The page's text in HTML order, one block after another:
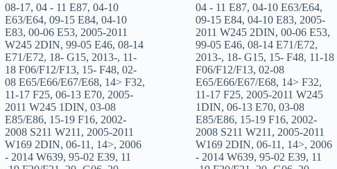
08-17, 04 - 11 E87, 04-10
E63/E64, 09-15 E84, 04-10
E83, 00-06 E53, 2005-2011
W245 2DIN, 99-05 E46, 08-14
E71/E72, 18- G15, 2013-, 11-
18 F06/F12/F13, 15- F48, 02-
08 E65/E66/E67/E68, 14> F32,
11-17 F25, 06-13 E70, 2005-
2011 W245 1DIN, 03-08
E85/E86, 15-19 F16, 2002-
2008 S211 W211 , 2005-2011
W169 2DIN, 06-11 , 14>, 2006
- 2014 W639, 95-02 E39, 11
04 - 11 E87, 04-10 E63/E64,
09-15 E84, 04-10 E83, 2005-
2011 W245 2DIN, 00-06 E53,
99-05 E46, 08-14 E71/E72,
2013-, 18- G15, 15- F48, 11-18
F06/F12/F13, 02-08
E65/E66/E67/E68, 14> F32,
11-17 F25, 2005-2011 W245
1DIN, 06-13 E70, 03-08
E85/E86, 15-19 F16, 2002-
2008 S211 W211 , 2005-2011
W169 2DIN, 06-11 , 14>, 2006
- 2014 W639, 95-02 E39, 11